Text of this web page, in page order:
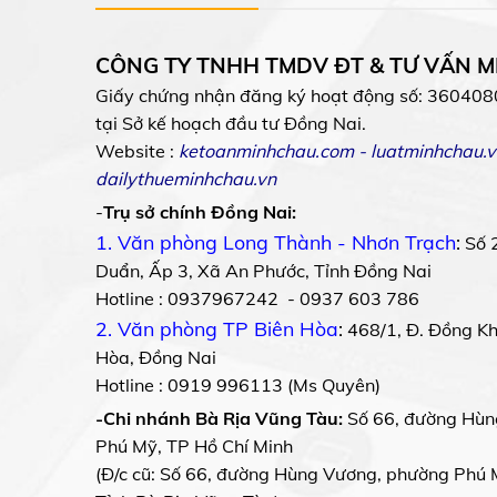
CÔNG TY TNHH TMDV ĐT & TƯ VẤN
Giấy chứng nhận đăng ký hoạt động số:
tại Sở kế hoạch đầu tư Đồng Nai.
Website : ketoanminhchau.com-
dailythueminhchau.vn
-Trụ sở chính Đồng Nai:
1. Văn phòng Long Thành - Nhơn Trạch: Số
Duẩn, Ấp 3, Xã An Phước, Tỉnh Đồng Nai
Hotline : 0937967242 - 0937 603 786
2. Văn phòng TP Biên Hòa: 468/1, Đ. Đồng
Hòa, Đồng Nai
Hotline : 0919 996113 (Ms Quyên)
-Chi nhánh Bà Rịa Vũng Tàu: Số 66, đường
Phú Mỹ, TP Hồ Chí Minh
(Đ/c cũ: Số 66, đường Hùng Vương, phường Phú